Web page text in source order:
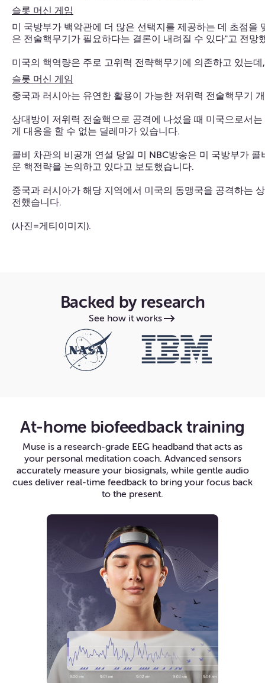
슬롯 머신 게임
미 국방부가 백악관에 더 많은 선택지를 제공하는 데 초점
은 전술핵무기가 필요하다는 결론이 내려질 수 있다"고 전망
미국의 핵역량은 주로 고위력 전략핵무기에 의존하고 있는데,
슬롯 머신 게임
중국과 러시아는 유연한 활용이 가능한 저위력 전술핵무기
상대방이 저위력 전술핵으로 공격에 나섰을 때 미국으로서
게 대응을 할 수 없는 딜레마가 있습니다.
콜비 차관의 비공개 연설 당일 미 NBC방송은 미 국방부가
운 핵전략을 논의하고 있다고 보도했습니다.
중국과 러시아가 해당 지역에서 미국의 동맹국을 공격하는
전했습니다.
(사진=게티이미지).
Backed by research
See how it works
At-home biofeedback training
Muse is a research-grade EEG headband that acts as
your personal meditation coach. Advanced sensors
accurately measure your biosignals, while gentle audio
cues deliver real-time feedback to bring your focus back
to the present.